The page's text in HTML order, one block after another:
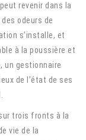
revenir dans la
odeurs de
s’installe, et
à la poussière et
un gestionnaire
de l’état de ses
trois fronts à la
vie de la